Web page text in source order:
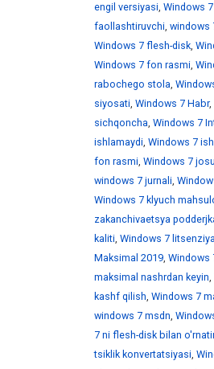
engil versiyasi, Windows
faollashtiruvchi, windows
Windows 7 flesh-disk,
Windows 7 fon rasmi,
rabochego stola,
siyosati, Windows 7 Habr,
sichqoncha, Windows 7
ishlamaydi, Windows 7
fon rasmi, Windows 7
windows 7 jurnali,
Windows 7 klyuch
zakanchivaetsya
kaliti, Windows 7
Maksimal 2019, Windows
maksimal nashrdan keyin,
kashf qilish, Windows 7
windows 7 msdn,
7 ni flesh-disk bilan
tsiklik konvertatsiyasi,